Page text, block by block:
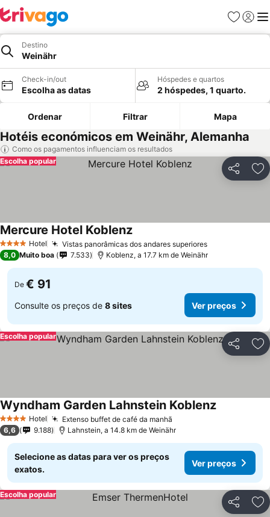
Favoritos
Iniciar
Destino
Weinähr
Check-in/out
Escolha as datas
Hóspedes e quartos
2 hóspedes, 1 quarto.
Ordenar Filtrar Mapa
Hotéis económicos em Weinähr, Alemanha
Como os pagamentos influenciam os resultados
Partilhar
Escolha popular
4 EstrelasHotel Vistas panorâmicas dos andares superiores
Mercure Hotel Koblenz
8,0 Muito boa 7.533 Koblenz, a 17.7 km de Weinähr
De € 91
Consulte os preços de 8 sites Ver preços
Partilhar
Escolha popular
4 EstrelasHotel Extenso buffet de café da manhã
Wyndham Garden Lahnstein Koblenz
6,6 9.188 Lahnstein, a 14.8 km de Weinähr
Selecione as datas para ver os preços
exatos.
Ver preços
Partilhar
Escolha popular